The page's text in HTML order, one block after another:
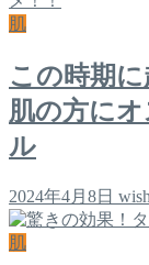
肌
この時期
肌の方に
ル
2024年4月8日 wish
肌